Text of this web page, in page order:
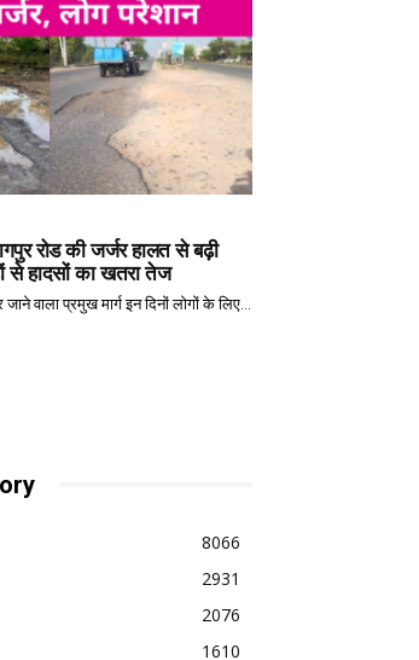
रोड की जर्जर हालत से बढ़ी
से हादसों का खतरा तेज
वाला प्रमुख मार्ग इन दिनों लोगों के लिए...
8066
2931
2076
1610